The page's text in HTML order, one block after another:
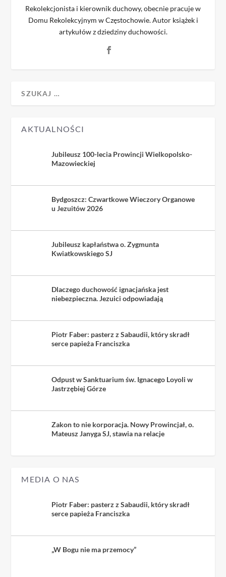
Rekolekcjonista i kierownik duchowy, obecnie pracuje w
Domu Rekolekcyjnym w Częstochowie. Autor książek i
artykułów z dziedziny duchowości.
AKTUALNOŚCI
Jubileusz 100-lecia Prowincji Wielkopolsko-
Mazowieckiej
Bydgoszcz: Czwartkowe Wieczory Organowe
u Jezuitów 2026
Jubileusz kapłaństwa o. Zygmunta
Kwiatkowskiego SJ
Dlaczego duchowość ignacjańska jest
niebezpieczna. Jezuici odpowiadają
Piotr Faber: pasterz z Sabaudii, który skradł
serce papieża Franciszka
Odpust w Sanktuarium św. Ignacego Loyoli w
Jastrzębiej Górze
Zakon to nie korporacja. Nowy Prowincjał, o.
Mateusz Janyga SJ, stawia na relacje
MEDIA O NAS
Piotr Faber: pasterz z Sabaudii, który skradł
serce papieża Franciszka
„W Bogu nie ma przemocy”